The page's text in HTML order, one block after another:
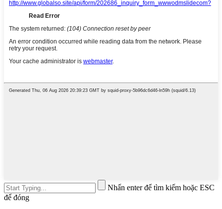
Nhấn enter để tìm kiếm hoặc ESC
để đóng